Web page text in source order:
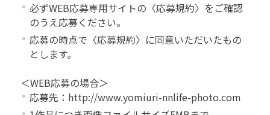
必ずWEB応募専用サイトの〈応募規約〉をご確認
のうえ応募ください。
応募の時点で〈応募規約〉に同意いただいたもの
とします。
＜WEB応募の場合＞
応募先：http://www.yomiuri-nnlife-photo.com